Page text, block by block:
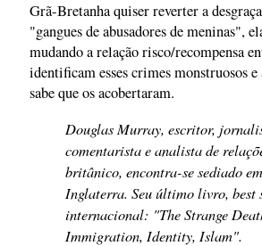
Grã-Bretanha quiser reverter a
"gangues de abusadores de meninas",
mudando a relação risco/recompensa
identificam esses crimes monstruosos e
sabe que os acobertaram.
Douglas Murray, escritor,
comentarista e analista de
britânico, encontra-se sediado
Inglaterra. Seu último livro, best
internacional: "The Strange
Immigration, Identity, Islam".